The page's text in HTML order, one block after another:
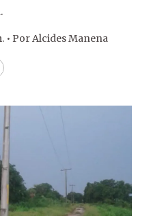
• PorAlcides Manena